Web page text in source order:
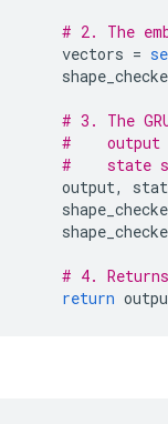
# 2. The
vectors =
# 3. The
#
#    state
output,
# 4.
return